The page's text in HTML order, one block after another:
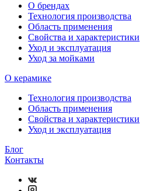
О брендах
Технология производства
Область применения
Свойства и характеристики
Уход и эксплуатация
Уход за мойками
О керамике
Технология производства
Область применения
Свойства и характеристики
Уход и эксплуатация
Блог
Контакты